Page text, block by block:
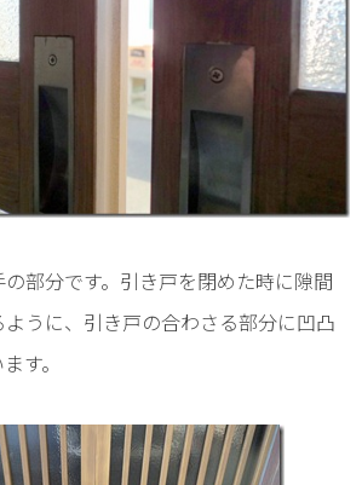
部分です。引き戸を閉めた時に隙間
うに、引き戸の合わさる部分に凹凸
す。